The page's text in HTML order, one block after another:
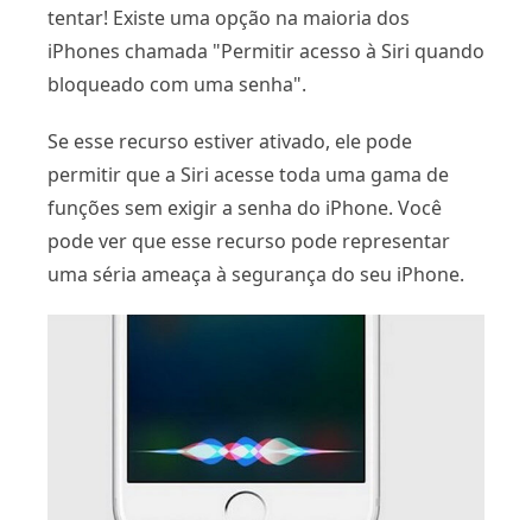
tentar! Existe uma opção na maioria dos
iPhones chamada "Permitir acesso à Siri quando
bloqueado com uma senha".
Se esse recurso estiver ativado, ele pode
permitir que a Siri acesse toda uma gama de
funções sem exigir a senha do iPhone. Você
pode ver que esse recurso pode representar
uma séria ameaça à segurança do seu iPhone.